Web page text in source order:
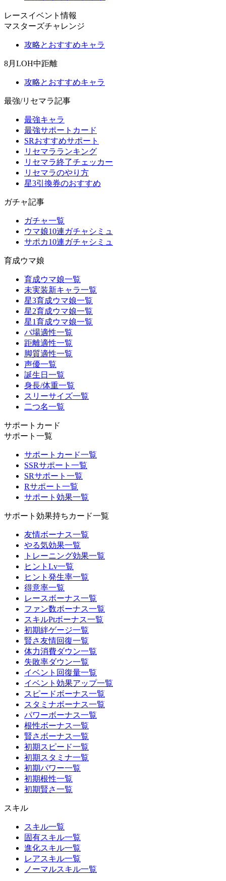
レースイベント情報
マスターズチャレンジ
攻略とおすすめキャラ
8月LOH中距離
攻略とおすすめキャラ
最強/リセマラ記事
最強キャラ
最強サポートカード
SRおすすめサポート
リセマラランキング
リセマラ終了チェッカー
リセマラのやり方
星3引換券のおすすめ
ガチャ記事
ガチャ一覧
ウマ娘10連ガチャシミュ
サポカ10連ガチャシミュ
育成ウマ娘
育成ウマ娘一覧
未実装新キャラ一覧
星3育成ウマ娘一覧
星2育成ウマ娘一覧
星1育成ウマ娘一覧
バ場適性一覧
距離適性一覧
脚質適性一覧
声優一覧
誕生日一覧
身長/体重一覧
スリーサイズ一覧
二つ名一覧
サポートカード
サポート一覧
サポートカード一覧
SSRサポート一覧
SRサポート一覧
Rサポート一覧
サポート効果一覧
サポート効果持ちカード一覧
友情ボーナス一覧
やる気効果一覧
トレーニング効果一覧
ヒントLv一覧
ヒント発生率一覧
得意率一覧
レースボーナス一覧
ファン数ボーナス一覧
スキルPtボーナス一覧
初期絆ゲージ一覧
賢さ友情回復一覧
体力消費ダウン一覧
失敗率ダウン一覧
イベント回復量一覧
イベント効果アップ一覧
スピードボーナス一覧
スタミナボーナス一覧
パワーボーナス一覧
根性ボーナス一覧
賢さボーナス一覧
初期スピード一覧
初期スタミナ一覧
初期パワー一覧
初期根性一覧
初期賢さ一覧
スキル
スキル一覧
固有スキル一覧
進化スキル一覧
レアスキル一覧
ノーマルスキル一覧